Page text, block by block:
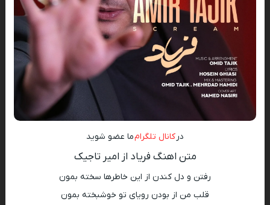
در کانال تلگرامما عضو شوید
متن اهنگ فریاد از امیر تاجیک
رفتن و دل کندن از این خاطرها سخته بمون
قلب من از بودن رویای تو خوشبخته بمون